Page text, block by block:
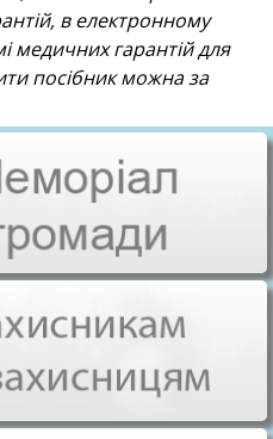
в електронному
медичних гарантій для
посібник можна за